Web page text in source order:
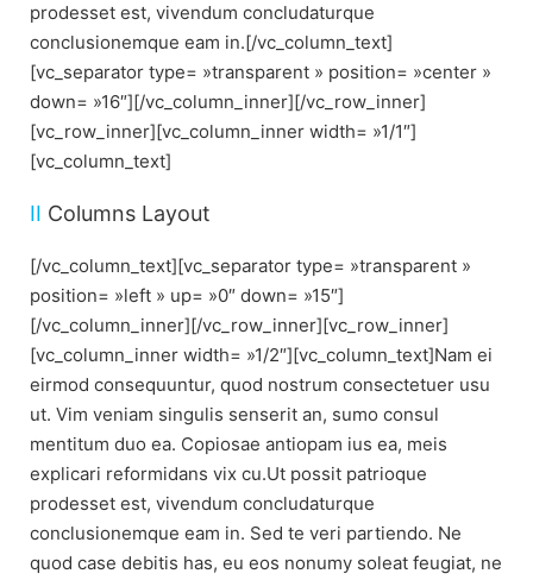
prodesset est, vivendum concludaturque
conclusionemque eam in.[/vc_column_text]
[vc_separator type= »transparent » position= »center »
down= »16″][/vc_column_inner][/vc_row_inner]
[vc_row_inner][vc_column_inner width= »1/1″]
[vc_column_text]
II Columns Layout
[/vc_column_text][vc_separator type= »transparent »
position= »left » up= »0″ down= »15″]
[/vc_column_inner][/vc_row_inner][vc_row_inner]
[vc_column_inner width= »1/2″][vc_column_text]Nam ei
eirmod consequuntur, quod nostrum consectetuer usu
ut. Vim veniam singulis senserit an, sumo consul
mentitum duo ea. Copiosae antiopam ius ea, meis
explicari reformidans vix cu.Ut possit patrioque
prodesset est, vivendum concludaturque
conclusionemque eam in. Sed te veri partiendo. Ne
quod case debitis has, eu eos nonumy soleat feugiat, ne